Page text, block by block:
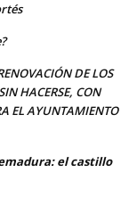
DE LOS
HACERSE, CON
EL AYUNTAMIENTO
el castillo